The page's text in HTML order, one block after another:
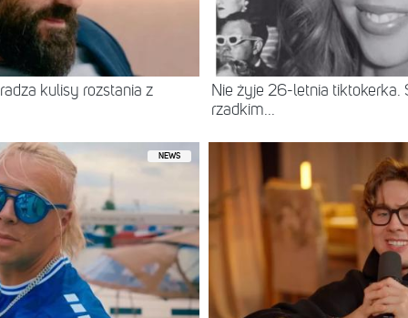
kulisy rozstania z
Nie żyje 26-letnia tiktokerka.
rzadkim...
NEWS